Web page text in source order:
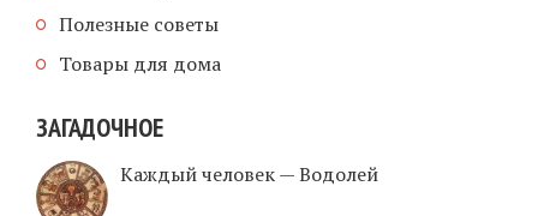
Полезные советы
Товары для дома
ЗАГАДОЧНОЕ
Каждый человек — Водолей